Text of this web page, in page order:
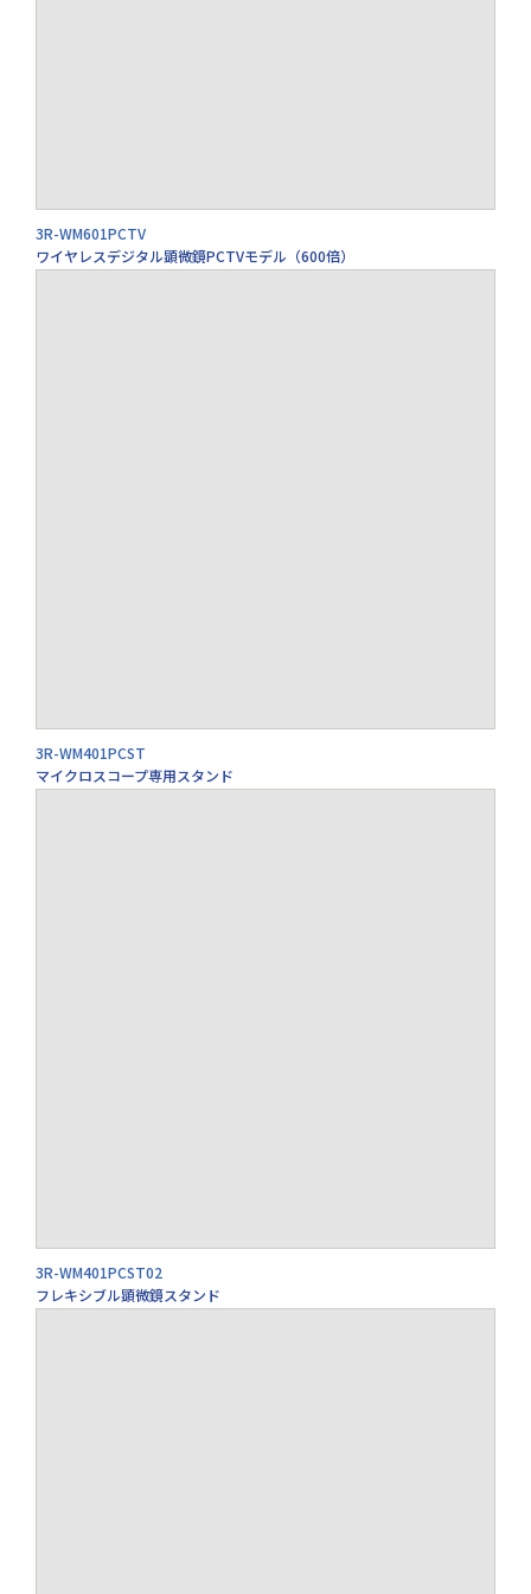
3R-WM601PCTV
ワイヤレスデジタル顕微鏡PCTVモデル（600倍）
3R-WM401PCST
マイクロスコープ専用スタンド
3R-WM401PCST02
フレキシブル顕微鏡スタンド